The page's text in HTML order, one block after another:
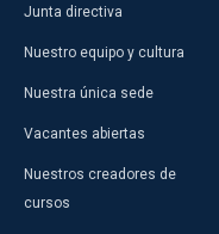
Junta directiva
Nuestro equipo y cultura
Nuestra única sede
Vacantes abiertas
Nuestros creadores de
cursos